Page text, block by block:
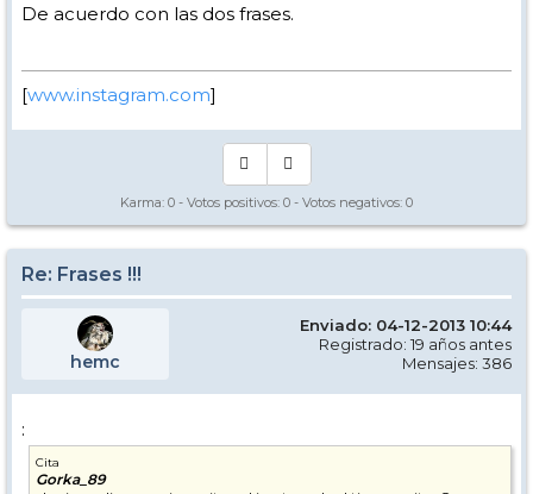
De acuerdo con las dos frases.
[www.instagram.com]
Karma: 0 - Votos positivos: 0 - Votos negativos: 0
Re: Frases !!!
hemc
Enviado: 04-12-2013 10:44
Registrado: 19 años antes
Mensajes: 386
:
Cita
Gorka_89